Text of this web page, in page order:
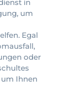
in
um
Egal
oder
um Ihnen